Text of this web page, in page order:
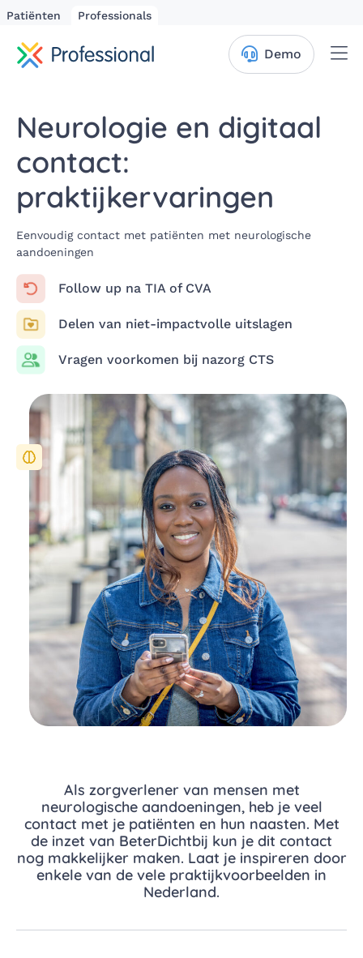
Patiënten Professionals
Demo
Neurologie en digitaal
contact:
praktijkervaringen
Eenvoudig contact met patiënten met neurologische
aandoeningen
Follow up na TIA of CVA
Delen van niet-impactvolle uitslagen
Vragen voorkomen bij nazorg CTS
Als zorgverlener van mensen met
neurologische aandoeningen, heb je veel
contact met je patiënten en hun naasten. Met
de inzet van BeterDichtbij kun je dit contact
nog makkelijker maken. Laat je inspireren door
enkele van de vele praktijkvoorbeelden in
Nederland.